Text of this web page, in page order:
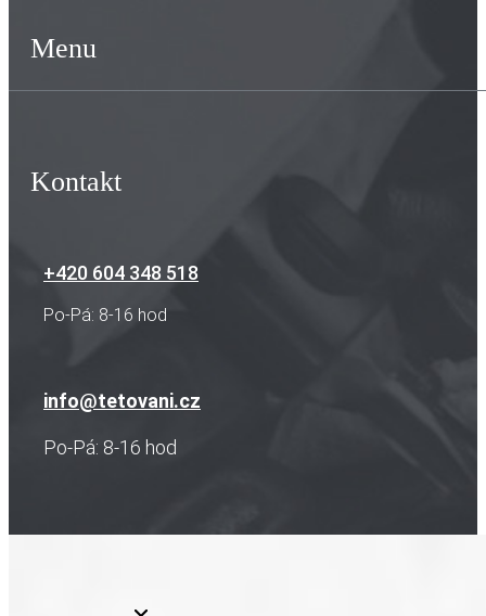
Menu
Kontakt
+420 604 348 518
Po-Pá: 8-16 hod
info@tetovani.cz
Po-Pá: 8-16 hod